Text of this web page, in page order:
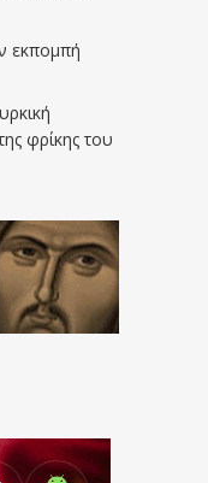
εκπομπή
φρίκης του